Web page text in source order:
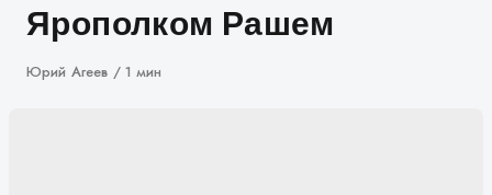
Ярополком Рашем
Автор
Юрий Агеев 1 мин